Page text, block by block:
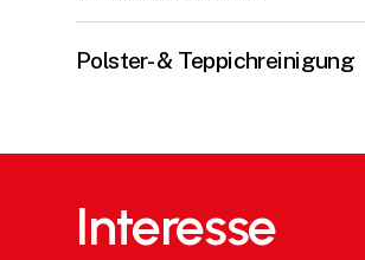
Polster- & Teppichreinigung
Interesse